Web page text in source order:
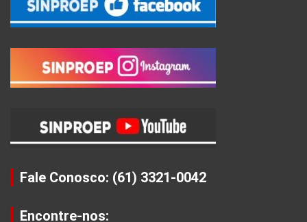
Fale Conosco: (61) 3321-0042
Encontre-nos: